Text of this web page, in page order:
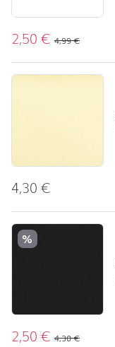
2,50€ 4,99€
4,30€
%
2,50€ 4,30€